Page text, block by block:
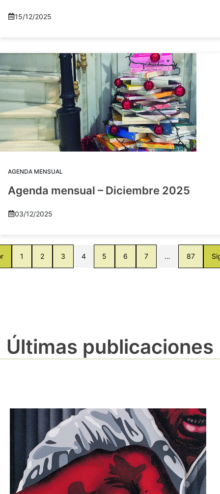
15/12/2025
AGENDA MENSUAL
Agenda mensual – Diciembre 2025
03/12/2025
1 2 3 4 5 6 7 … 87
Últimas publicaciones